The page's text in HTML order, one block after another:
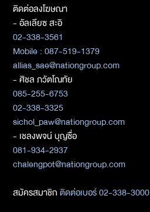
ติดต่อลงโฆษณา
- อัลเลียซ สะอิ
02-338-3561
Mobile : 087-519-1379
allias_sae@nationgroup.com
- ศิชล ภวัตโณทัย
085-255-6753
02-338-3325
sichol_paw@nationgroup.com
- เชลงพจน์ บุญซื่อ
081-934-2937
chalengpot@nationgroup.com
สมัครสมาชิกติดต่อเบอร์ 02-338-3000